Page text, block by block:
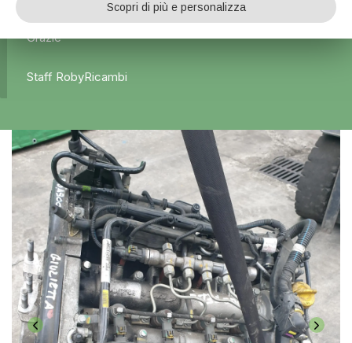
Grazie
Staff RobyRicambi
Scopri di più e personalizza